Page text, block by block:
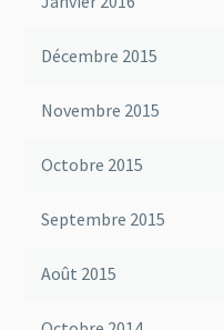
Décembre 2015
Novembre 2015
Octobre 2015
Septembre 2015
Août 2015